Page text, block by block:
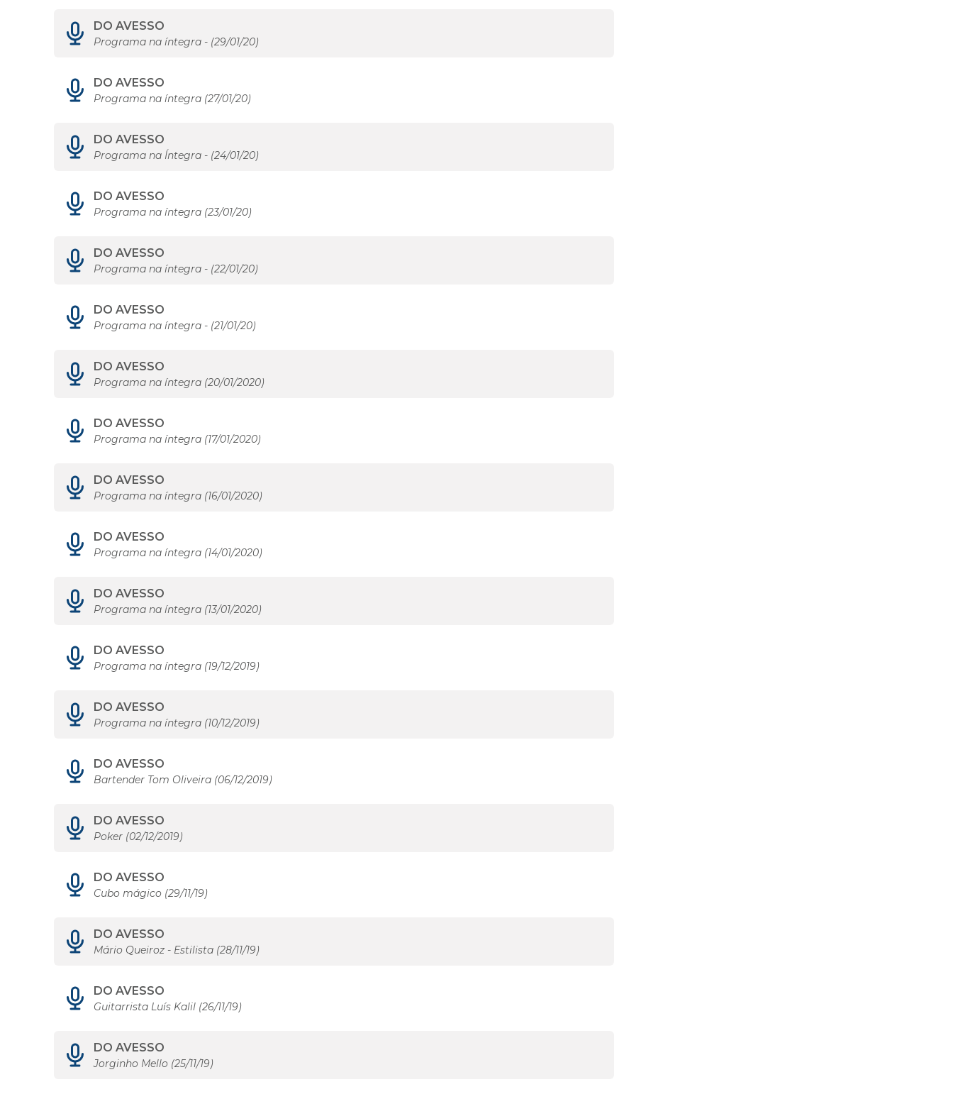
DO AVESSO
Programa na íntegra - (29/01/20)
DO AVESSO
Programa na íntegra (27/01/20)
DO AVESSO
Programa na Íntegra - (24/01/20)
DO AVESSO
Programa na íntegra (23/01/20)
DO AVESSO
Programa na íntegra - (22/01/20)
DO AVESSO
Programa na íntegra - (21/01/20)
DO AVESSO
Programa na íntegra (20/01/2020)
DO AVESSO
Programa na íntegra (17/01/2020)
DO AVESSO
Programa na íntegra (16/01/2020)
DO AVESSO
Programa na íntegra (14/01/2020)
DO AVESSO
Programa na íntegra (13/01/2020)
DO AVESSO
Programa na íntegra (19/12/2019)
DO AVESSO
Programa na íntegra (10/12/2019)
DO AVESSO
Bartender Tom Oliveira (06/12/2019)
DO AVESSO
Poker (02/12/2019)
DO AVESSO
Cubo mágico (29/11/19)
DO AVESSO
Mário Queiroz - Estilista (28/11/19)
DO AVESSO
Guitarrista Luís Kalil (26/11/19)
DO AVESSO
Jorginho Mello (25/11/19)